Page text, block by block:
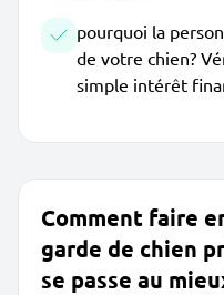
pourquoi la
de votre chien?
simple intérêt
Comment faire
garde de chien
se passe au